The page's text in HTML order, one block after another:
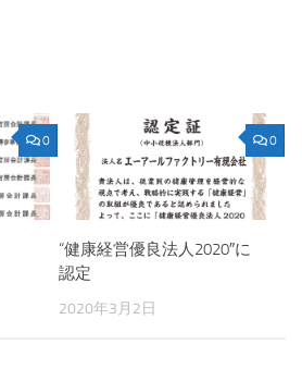
0 0
“健康経営優良法人2020″に
認定
2020年3月2日